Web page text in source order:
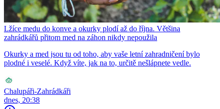
Lžíce medu do konve a okurky plodí až do října. Většina
zahrádkářů přitom med na záhon nikdy nepoužila
Okurky a med jsou tu od toho, aby vaše letní zahradničení bylo
plodné i veselé. Když víte, jak na to, určitě nešlápnete vedle.
Chalupáři-Zahrádkáři
dnes, 20:38